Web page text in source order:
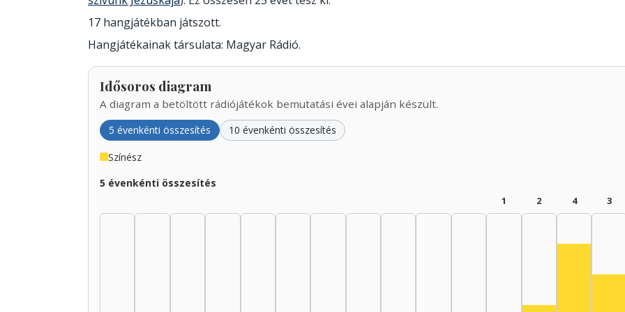
17 hangjátékban játszott.
Hangjátékainak társulata: Magyar Rádió.
Idősoros diagram
A diagram a betöltött rádiójátékok bemutatási évei alapján készült.
5 évenkénti összesítés 10 évenkénti összesítés
Színész
5 évenkénti összesítés
1 2 4 3